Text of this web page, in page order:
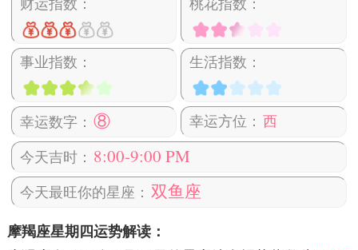
财运指数： 桃花指数：
事业指数： 生活指数：
幸运数字： ⑧ 幸运方位： 西
今天吉时： 8:00-9:00 PM
今天最旺你的星座： 双鱼座
摩羯座星期四运势解读：